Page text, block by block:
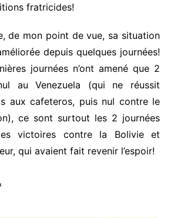
fratricides!
de mon point de vue, sa situation
depuis quelques journées!
journées n’ont amené que 2
au Venezuela (qui ne réussit
aux cafeteros, puis nul contre le
ce sont surtout les 2 journées
victoires contre la Bolivie et
qui avaient fait revenir l’espoir!